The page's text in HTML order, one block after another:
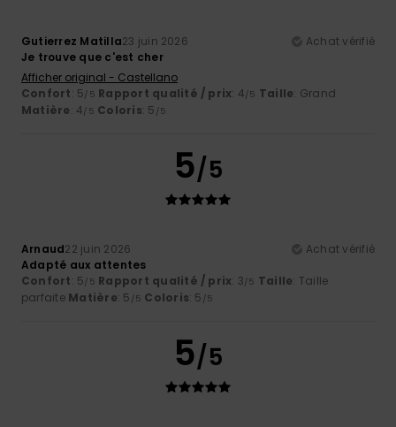
Gutierrez Matilla23 juin 2026
Achat vérifié
Je trouve que c'est cher
Afficher original - Castellano
Confort: 5/5 Rapport qualité / prix: 4/5 Taille: Grand
Matière: 4/5 Coloris: 5 /5
5/5
Arnaud22 juin 2026
Achat vérifié
Adapté aux attentes
Confort: 5/5 Rapport qualité / prix: 3/5 Taille: Taille
parfaite Matière: 5 /5 Coloris: 5 /5
5/5